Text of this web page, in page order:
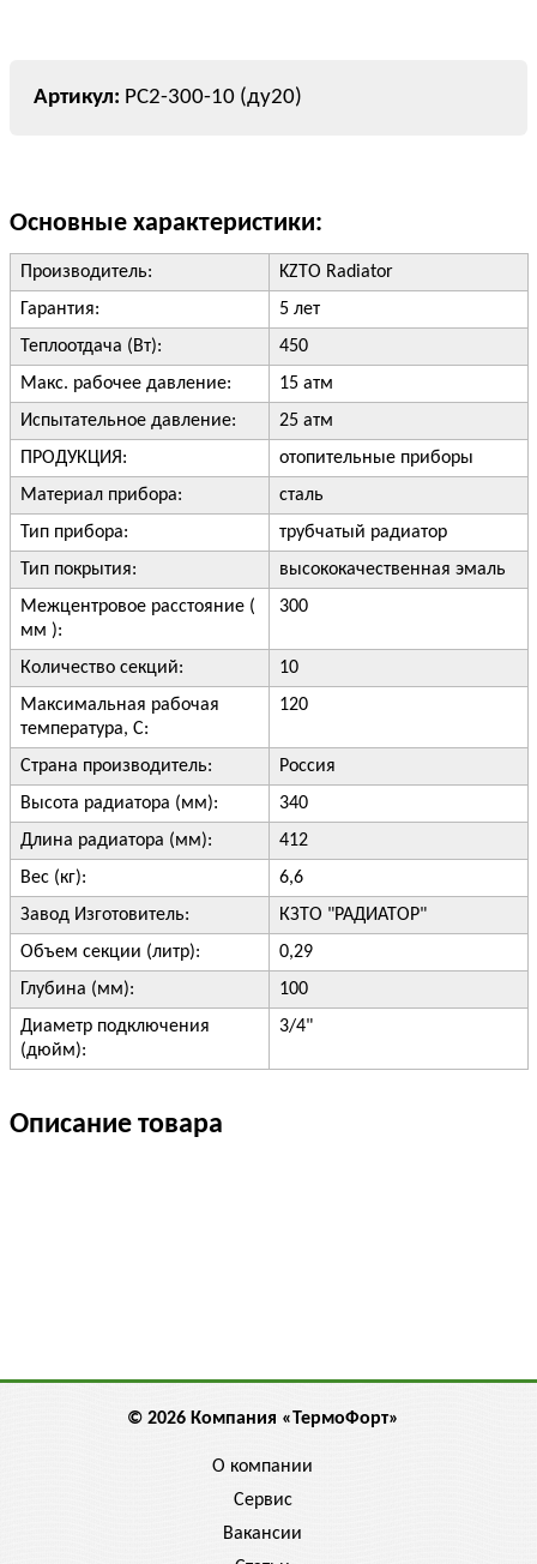
РС2-300-10 (ду20)
Основные характеристики:
Производитель:
KZTO Radiator
Гарантия:
5 лет
Теплоотдача (Вт):
450
Макс. рабочее давление:
15 атм
Испытательное давление:
25 атм
ПРОДУКЦИЯ:
отопительные приборы
Материал прибора:
сталь
Тип прибора:
трубчатый радиатор
Тип покрытия:
высококачественная эмаль
Межцентровое расстояние (
мм ):
300
Количество секций:
10
Максимальная рабочая
температура, С:
120
Страна производитель:
Россия
Высота радиатора (мм):
340
Длина радиатора (мм):
412
Вес (кг):
6,6
Завод Изготовитель:
КЗТО "РАДИАТОР"
Объем секции (литр):
0,29
Глубина (мм):
100
Диаметр подключения
(дюйм):
3/4"
Описание товара
© 2026 Компания «ТермоФорт»
О компании
Сервис
Вакансии